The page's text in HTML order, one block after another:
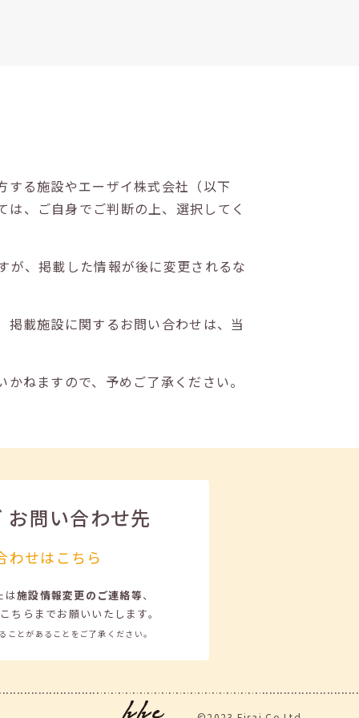
る施設やエーザイ株式会社（以下
、ご自身でご判断の上、選択してく
が、掲載した情報が後に変更されるな
載施設に関するお問い合わせは、当
ねますので、予めご了承ください。
お問い合わせ先
わせはこちら
は施設情報変更のご連絡等、
ちらまでお願いいたします。
ことがあることをご了承ください。